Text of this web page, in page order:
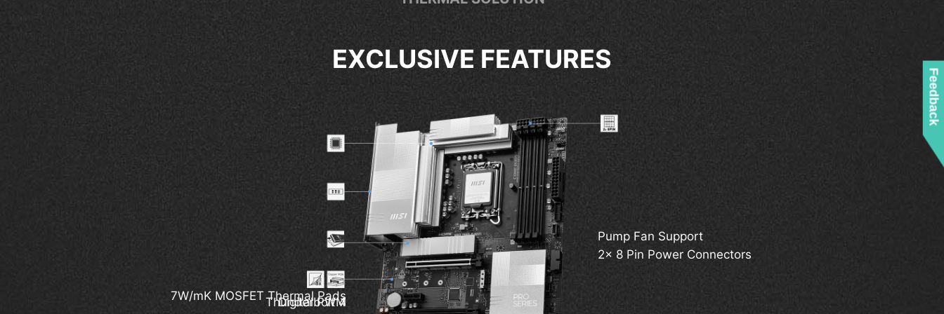
EXCLUSIVE FEATURES
Digital PWM
2x 8 Pin Power Connectors
Thunderbolt 4
7W/mK MOSFET Thermal Pads
Pump Fan Support
Feedback